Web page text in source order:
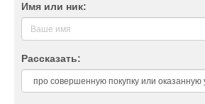
Имя или ник:
Рассказать: